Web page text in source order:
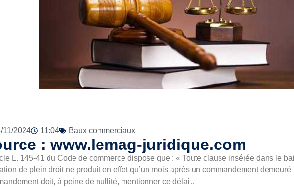
11/2024 11:04 Baux commerciaux
: www.lemag-juridique.com
L. 145-41 du Code de commerce dispose que : « Toute clause insérée dans le
de plein droit ne produit en effet qu’un mois après un commandement demeuré
doit, à peine de nullité, mentionner ce délai…